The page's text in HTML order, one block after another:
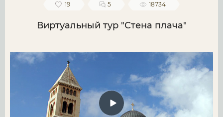
19 5 18734
Виртуальный тур "Стена плача"